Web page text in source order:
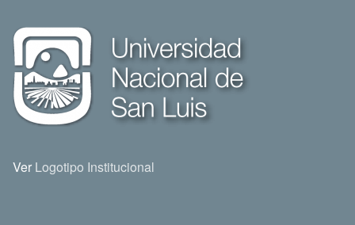
Ver Logotipo Institucional